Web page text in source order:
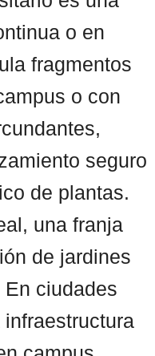
o en
fragmentos
o con
seguro
de plantas.
una franja
de jardines
ciudades